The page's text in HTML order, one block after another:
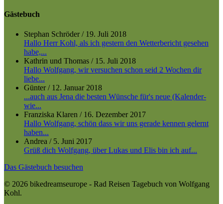
Gästebuch
Stephan Schröder/ 19. Juli 2018
Hallo Herr Kohl, als ich gestern den Wetterbericht gesehen
habe,...
Kathrin und Thomas / 15. Juli 2018
Hallo Wolfgang, wir versuchen schon seid 2 Wochen dir
liebe...
Günter/ 12. Januar 2018
...auch aus Jena die besten Wünsche für's neue (Kalender-
wie...
Franziska Klaren / 16. Dezember 2017
Hallo Wolfgang, schön dass wir uns gerade kennen gelernt
haben...
Andrea / 5. Juni 2017
Grüß dich Wolfgang, über Lukas und Elis bin ich auf...
Das Gästebuch besuchen
© 2026 bikedreamseurope - Rad Reisen Tagebuch von Wolfgang
Kohl.